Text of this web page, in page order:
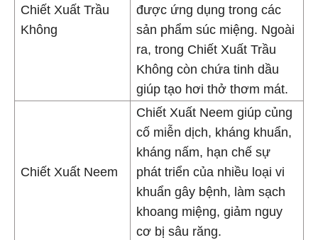
Chiết Xuất Trầu
Không
được ứng dụng trong các
sản phẩm súc miệng. Ngoài
ra, trong Chiết Xuất Trầu
Không còn chứa tinh dầu
giúp tạo hơi thở thơm mát.
Chiết Xuất Neem
Chiết Xuất Neem giúp củng
cố miễn dịch, kháng khuẩn,
kháng nấm, hạn chế sự
phát triển của nhiều loại vi
khuẩn gây bệnh, làm sạch
khoang miệng, giảm nguy
cơ bị sâu răng.